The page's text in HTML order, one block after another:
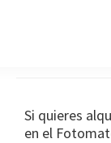
Si quieres
en el